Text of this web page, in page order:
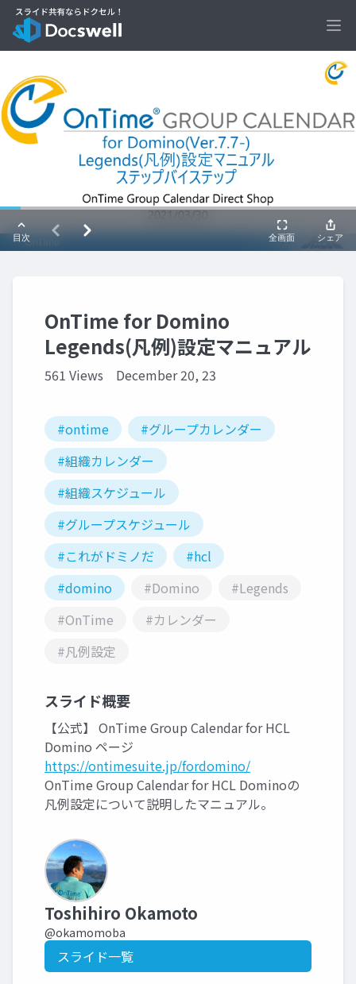
OnTime for Domino
Legends(凡例)設定マニュアル
561 Views December 20, 23
#ontime
#グループカレンダー
#組織カレンダー
#組織スケジュール
#グループスケジュール
#これがドミノだ
#hcl
#domino
#Domino
#Legends
#OnTime
#カレンダー
#凡例設定
スライド概要
【公式】 OnTime Group Calendar for HCL
Domino ページ
https://ontimesuite.jp/fordomino/
OnTime Group Calendar for HCL Dominoの
凡例設定について説明したマニュアル。
Toshihiro Okamoto
@okamomoba
スライド一覧